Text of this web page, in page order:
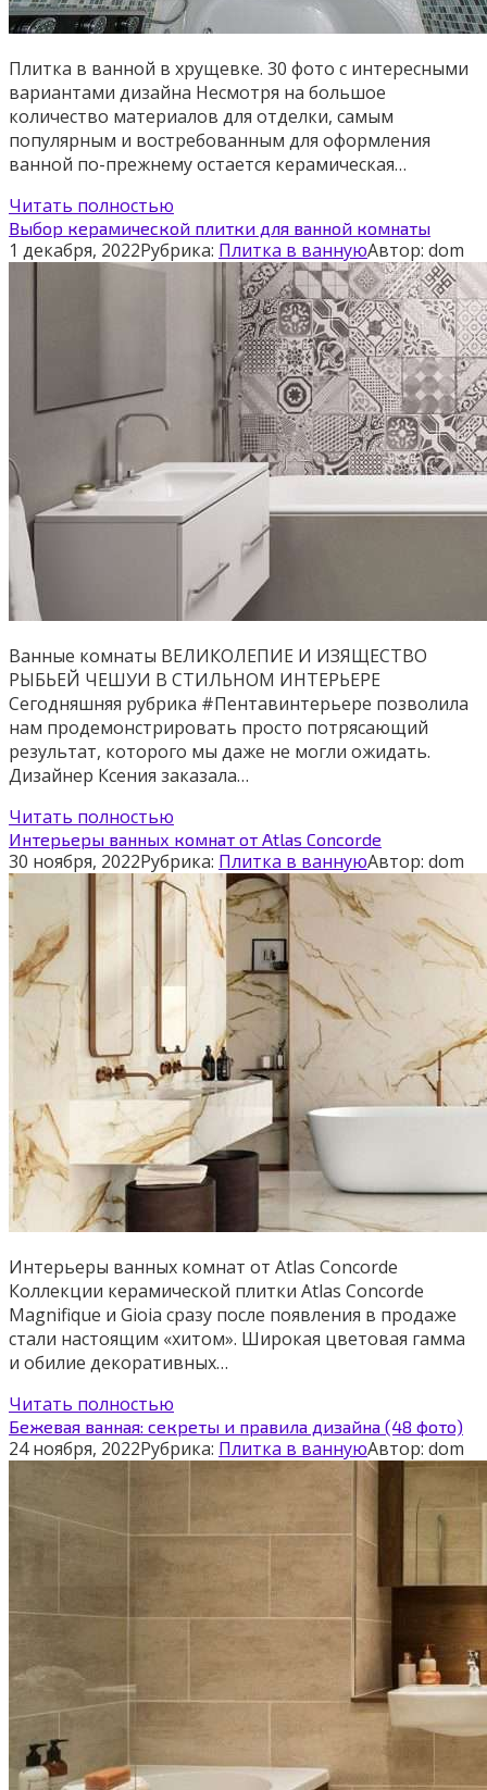
Плитка в ванной в хрущевке. 30 фото с интересными
вариантами дизайна Несмотря на большое
количество материалов для отделки, самым
популярным и востребованным для оформления
ванной по-прежнему остается керамическая…
Читать полностью
Выбор керамической плитки для ванной комнаты
1 декабря, 2022Рубрика: Плитка в ваннуюАвтор: dom
Ванные комнаты ВЕЛИКОЛЕПИЕ И ИЗЯЩЕСТВО
РЫБЬЕЙ ЧЕШУИ В СТИЛЬНОМ ИНТЕРЬЕРЕ
Сегодняшняя рубрика #Пентавинтерьере позволила
нам продемонстрировать просто потрясающий
результат, которого мы даже не могли ожидать.
Дизайнер Ксения заказала…
Читать полностью
Интерьеры ванных комнат от Atlas Concorde
30 ноября, 2022Рубрика: Плитка в ваннуюАвтор: dom
Интерьеры ванных комнат от Atlas Concorde
Коллекции керамической плитки Atlas Concorde
Magnifique и Gioia сразу после появления в продаже
стали настоящим «хитом». Широкая цветовая гамма
и обилие декоративных…
Читать полностью
Бежевая ванная: секреты и правила дизайна (48 фото)
24 ноября, 2022Рубрика: Плитка в ваннуюАвтор: dom